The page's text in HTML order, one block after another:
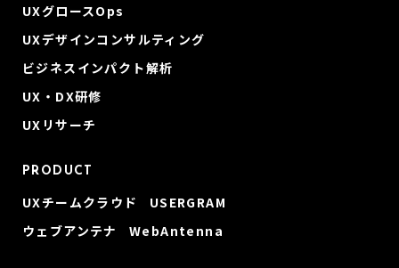
UXグロースOps
UXデザインコンサルティング
ビジネスインパクト解析
UX・DX研修
UXリサーチ
PRODUCT
UXチームクラウド USERGRAM
ウェブアンテナ WebAntenna